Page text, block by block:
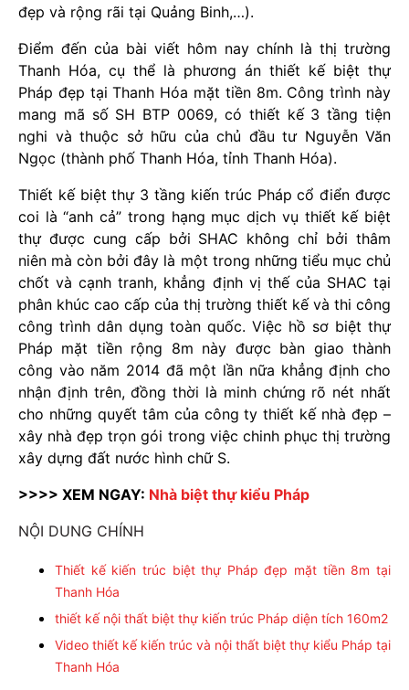
đẹp và rộng rãi tại Quảng Binh,…).
Điểm đến của bài viết hôm nay chính là thị trường
Thanh Hóa, cụ thể là phương án thiết kế biệt thự
Pháp đẹp tại Thanh Hóa mặt tiền 8m. Công trình này
mang mã số SH BTP 0069, có thiết kế 3 tầng tiện
nghi và thuộc sở hữu của chủ đầu tư Nguyễn Văn
Ngọc (thành phố Thanh Hóa, tỉnh Thanh Hóa).
Thiết kế biệt thự 3 tầng kiến trúc Pháp cổ điển được
coi là “anh cả” trong hạng mục dịch vụ thiết kế biệt
thự được cung cấp bởi SHAC không chỉ bởi thâm
niên mà còn bởi đây là một trong những tiểu mục chủ
chốt và cạnh tranh, khẳng định vị thế của SHAC tại
phân khúc cao cấp của thị trường thiết kế và thi công
công trình dân dụng toàn quốc. Việc hồ sơ biệt thự
Pháp mặt tiền rộng 8m này được bàn giao thành
công vào năm 2014 đã một lần nữa khẳng định cho
nhận định trên, đồng thời là minh chứng rõ nét nhất
cho những quyết tâm của công ty thiết kế nhà đẹp –
xây nhà đẹp trọn gói trong việc chinh phục thị trường
xây dựng đất nước hình chữ S.
>>>> XEM NGAY: Nhà biệt thự kiểu Pháp
NỘI DUNG CHÍNH
Thiết kế kiến trúc biệt thự Pháp đẹp mặt tiền 8m tại
Thanh Hóa
thiết kế nội thất biệt thự kiến trúc Pháp diện tích 160m2
Video thiết kế kiến trúc và nội thất biệt thự kiểu Pháp tại
Thanh Hóa